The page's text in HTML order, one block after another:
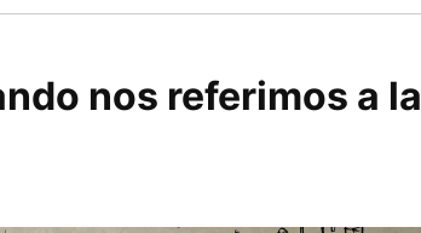
nos referimos a la